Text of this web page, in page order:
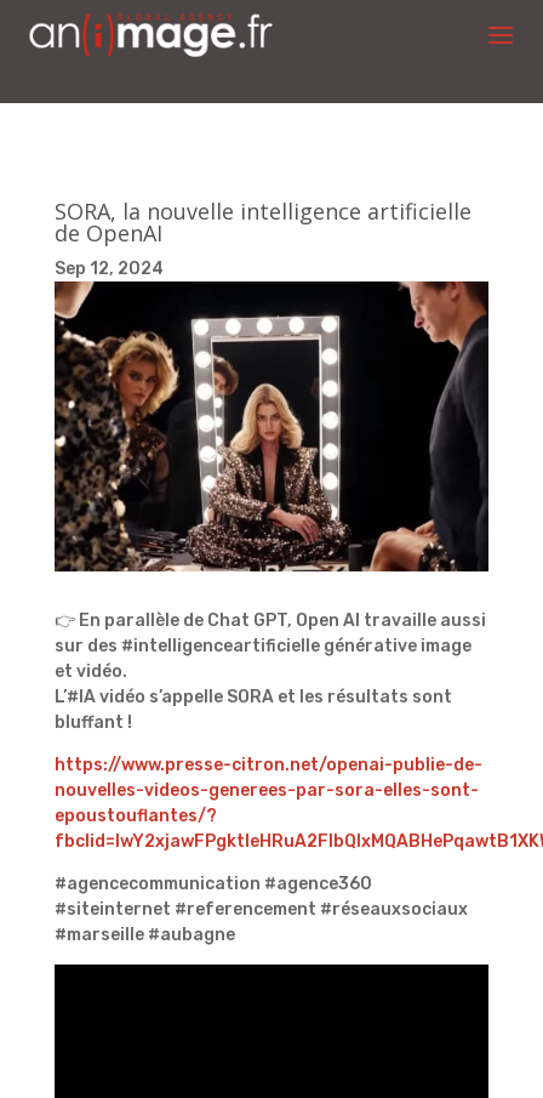
SORA, la nouvelle intelligence artificielle
de OpenAI
Sep 12, 2024
👉 En parallèle de Chat GPT, Open AI travaille aussi
sur des #intelligenceartificiellegénérative image
et vidéo.
L’#IAvidéo s’appelle SORA et les résultats sont
bluffant !
https://www.presse-citron.net/openai-publie-de-
nouvelles-videos-generees-par-sora-elles-sont-
epoustouflantes/?
#agencecommunication #agence360
#siteinternet #referencement #réseauxsociaux
#marseille #aubagne